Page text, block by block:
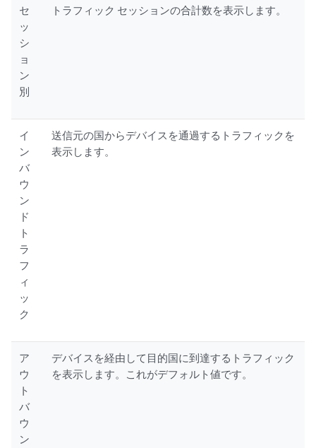
セ
ッ
シ
ョ
ン
別
トラフィック セッションの合計数を表示します。
イ
ン
バ
ウ
ン
ド
ト
ラ
フ
ィ
ッ
ク
送信元の国からデバイスを通過するトラフィックを
表示します。
ア
ウ
ト
バ
ウ
ン
デバイスを経由して目的国に到達するトラフィック
を表示します。これがデフォルト値です。